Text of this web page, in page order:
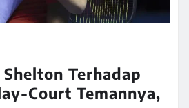
Shelton Terhadap
Court Temannya,